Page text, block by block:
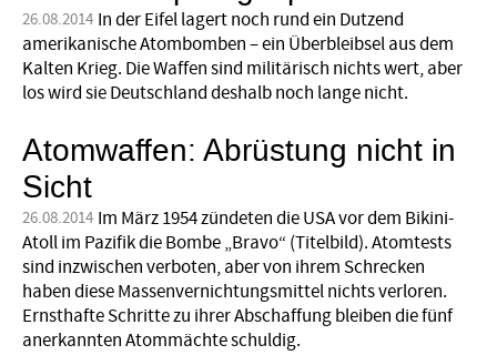
26.08.2014 In der Eifel lagert noch rund ein Dutzend
amerikanische Atombomben – ein Überbleibsel aus dem
Kalten Krieg. Die Waffen sind militärisch nichts wert, aber
los wird sie Deutschland deshalb noch lange nicht.
Atomwaffen: Abrüstung nicht in
Sicht
26.08.2014 Im März 1954 zündeten die USA vor dem Bikini-
Atoll im Pazifik die Bombe „Bravo“ (Titelbild). Atomtests
sind inzwischen verboten, aber von ihrem Schrecken
haben diese Massenvernichtungsmittel nichts verloren.
Ernsthafte Schritte zu ihrer Abschaffung bleiben die fünf
anerkannten Atommächte schuldig.